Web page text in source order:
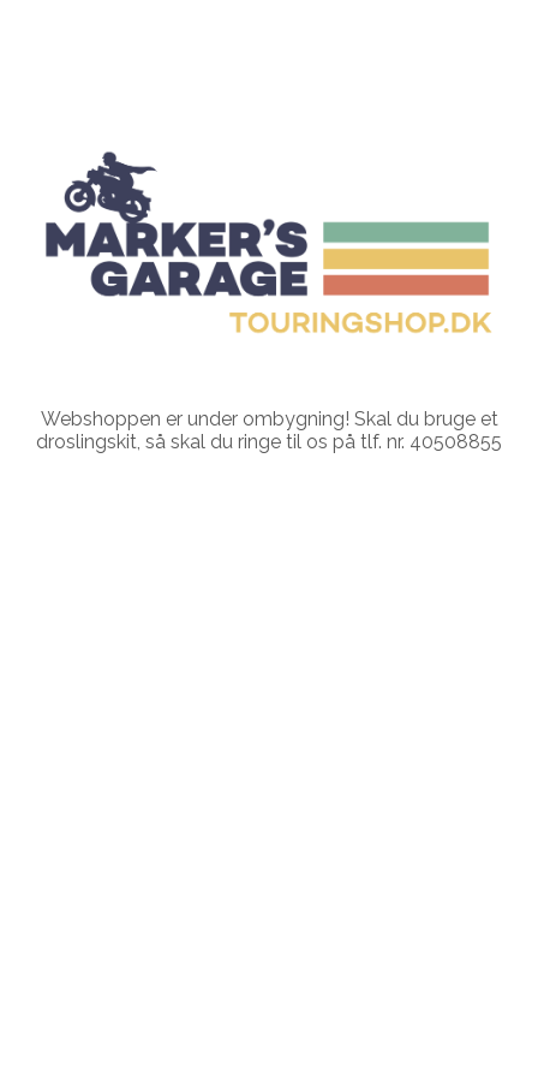
Webshoppen er under ombygning! Skal du bruge et
droslingskit, så skal du ringe til os på tlf. nr. 40508855